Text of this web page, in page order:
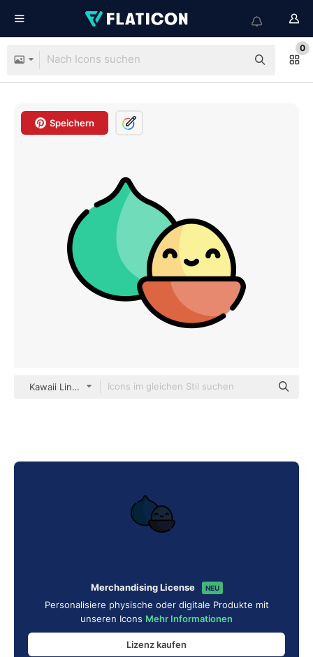
0
Speichern
Kawaii Lineal color
Merchandising License NEU
Personalisiere physische oder digitale Produkte mit
unseren Icons Mehr Informationen
Lizenz kaufen